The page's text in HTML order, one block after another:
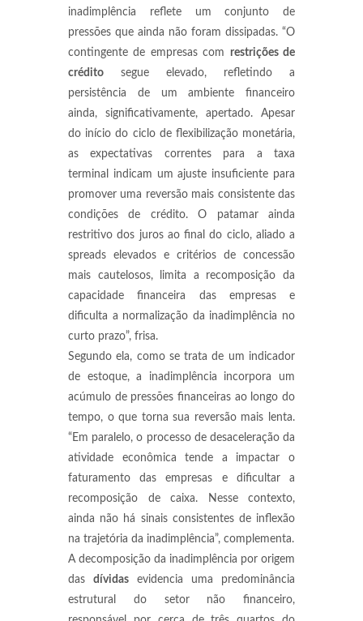
inadimplência reflete um conjunto de
pressões que ainda não foram dissipadas. “O
contingente de empresas com restrições de
crédito segue elevado, refletindo a
persistência de um ambiente financeiro
ainda, significativamente, apertado. Apesar
do início do ciclo de flexibilização monetária,
as expectativas correntes para a taxa
terminal indicam um ajuste insuficiente para
promover uma reversão mais consistente das
condições de crédito. O patamar ainda
restritivo dos juros ao final do ciclo, aliado a
spreads elevados e critérios de concessão
mais cautelosos, limita a recomposição da
capacidade financeira das empresas e
dificulta a normalização da inadimplência no
curto prazo”, frisa.
Segundo ela, como se trata de um indicador
de estoque, a inadimplência incorpora um
acúmulo de pressões financeiras ao longo do
tempo, o que torna sua reversão mais lenta.
“Em paralelo, o processo de desaceleração da
atividade econômica tende a impactar o
faturamento das empresas e dificultar a
recomposição de caixa. Nesse contexto,
ainda não há sinais consistentes de inflexão
na trajetória da inadimplência”, complementa.
A decomposição da inadimplência por origem
das dívidas evidencia uma predominância
estrutural do setor não financeiro,